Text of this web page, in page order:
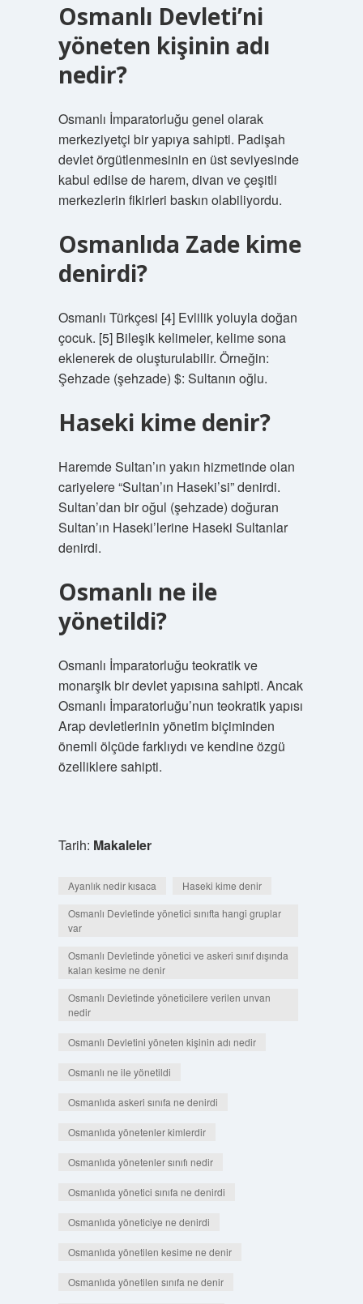
Osmanlı Devleti’ni
yöneten kişinin adı
nedir?
Osmanlı İmparatorluğu genel olarak
merkeziyetçi bir yapıya sahipti. Padişah
devlet örgütlenmesinin en üst seviyesinde
kabul edilse de harem, divan ve çeşitli
merkezlerin fikirleri baskın olabiliyordu.
Osmanlıda Zade kime
denirdi?
Osmanlı Türkçesi [4] Evlilik yoluyla doğan
çocuk. [5] Bileşik kelimeler, kelime sona
eklenerek de oluşturulabilir. Örneğin:
Şehzade (şehzade) $: Sultanın oğlu.
Haseki kime denir?
Haremde Sultan’ın yakın hizmetinde olan
cariyelere “Sultan’ın Haseki’si” denirdi.
Sultan’dan bir oğul (şehzade) doğuran
Sultan’ın Haseki’lerine Haseki Sultanlar
denirdi.
Osmanlı ne ile
yönetildi?
Osmanlı İmparatorluğu teokratik ve
monarşik bir devlet yapısına sahipti. Ancak
Osmanlı İmparatorluğu’nun teokratik yapısı
Arap devletlerinin yönetim biçiminden
önemli ölçüde farklıydı ve kendine özgü
özelliklere sahipti.
Tarih: Makaleler
Ayanlık nedir kısaca
Haseki kime denir
Osmanlı Devletinde yönetici sınıfta hangi gruplar
var
Osmanlı Devletinde yönetici ve askeri sınıf dışında
kalan kesime ne denir
Osmanlı Devletinde yöneticilere verilen unvan
nedir
Osmanlı Devletini yöneten kişinin adı nedir
Osmanlı ne ile yönetildi
Osmanlıda askeri sınıfa ne denirdi
Osmanlıda yönetenler kimlerdir
Osmanlıda yönetenler sınıfı nedir
Osmanlıda yönetici sınıfa ne denirdi
Osmanlıda yöneticiye ne denirdi
Osmanlıda yönetilen kesime ne denir
Osmanlıda yönetilen sınıfa ne denir